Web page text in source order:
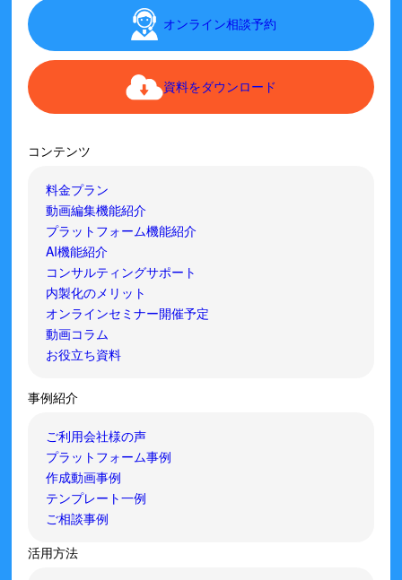
オンライン相談予約
資料をダウンロード
コンテンツ
料金プラン
動画編集機能紹介
プラットフォーム機能紹介
AI機能紹介
コンサルティングサポート
内製化のメリット
オンラインセミナー開催予定
動画コラム
お役立ち資料
事例紹介
ご利用会社様の声
プラットフォーム事例
作成動画事例
テンプレート一例
ご相談事例
活用方法